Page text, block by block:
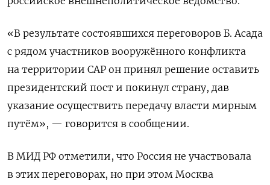
«В результате состоявшихся переговоров Б. Асада
с рядом участников вооружённого конфликта
на территории САР он принял решение оставить
президентский пост и покинул страну, дав
указание осуществить передачу власти мирным
путём», — говорится в сообщении.
В МИД РФ отметили, что Россия не участвовала
в этих переговорах, но при этом Москва